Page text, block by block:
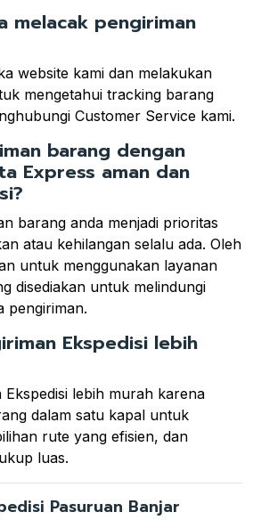
melacak pengiriman
website kami dan melakukan
mengetahui tracking barang
Customer Service kami.
barang dengan
Express aman dan
barang anda menjadi prioritas
atau kehilangan selalu ada. Oleh
untuk menggunakan layanan
disediakan untuk melindungi
pengiriman.
Ekspedisi lebih
Ekspedisi lebih murah karena
dalam satu kapal untuk
rute yang efisien, dan
luas.
Pasuruan Banjar